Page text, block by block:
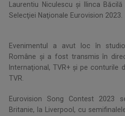
Laurentiu Niculescu şi Ilinca
Selecţiei Naţionale Eurovision 2023.
Evenimentul a avut loc în
Române şi a fost transmis în
Internaţional, TVR+ și pe conturile
TVR.
Eurovision Song Contest 2023
Britanie, la Liverpool, cu